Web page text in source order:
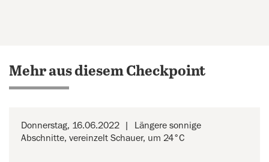
Mehr aus diesem Checkpoint
Donnerstag, 16.06.2022
Längere sonnige
Abschnitte, vereinzelt Schauer, um 24°C